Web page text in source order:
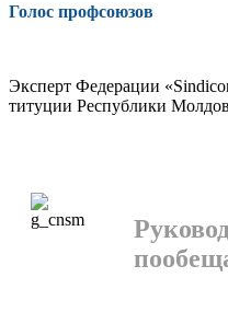
Голос профсоюзов
Эксперт Федерации
титуции Республики